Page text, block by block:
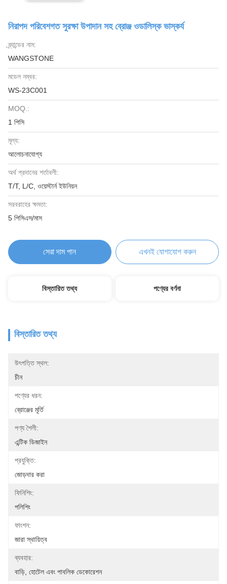
নিরাপদ পরিবেশগত সুরক্ষা উপাদান সহ ব্রোঞ্জ ওডালিস্ক ভাস্কর্য
ব্র্যান্ডের নাম:
WANGSTONE
মডেল নম্বর:
WS-23C001
MOQ.:
1 পিসি
মূল্য:
আলোচনাযোগ্য
অর্থ প্রদানের শর্তাবলী:
T/T, L/C, ওয়েস্টার্ন ইউনিয়ন
সরবরাহের ক্ষমতা:
5 পিসিএস/মাস
সেরা দাম পান এখনই যোগাযোগ করুন
বিস্তারিত তথ্য পণ্যের বর্ণনা
বিস্তারিত তথ্য
উৎপত্তি স্থল:
চীন
পণ্যের ধরন:
ব্রোঞ্জের মূর্তি
পণ্য শৈলী:
এন্টিক ডিজাইন
প্রযুক্তি:
জোড়দার করা
ফিনিশিং:
পলিশিং
ফাংশন:
জারা স্থায়িত্ব
ব্যবহার:
বাড়ি, হোটেল এবং পাবলিক ডেকোরেশন